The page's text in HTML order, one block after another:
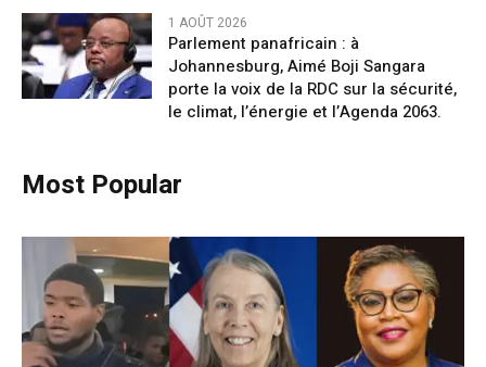
1 AOÛT 2026
Parlement panafricain : à
Johannesburg, Aimé Boji Sangara
porte la voix de la RDC sur la sécurité,
le climat, l’énergie et l’Agenda 2063.
Most Popular